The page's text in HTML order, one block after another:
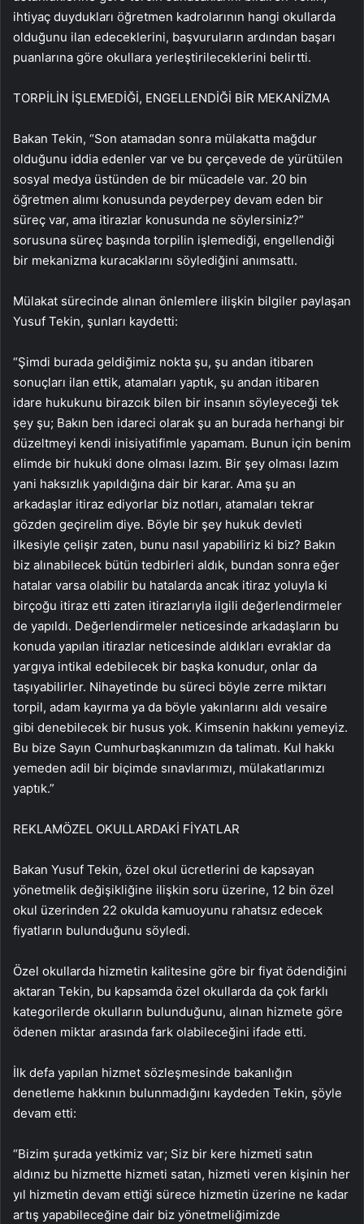
ihtiyaç duydukları öğretmen kadrolarının hangi okullarda
olduğunu ilan edeceklerini, başvuruların ardından başarı
puanlarına göre okullara yerleştirileceklerini belirtti.
TORPİLİN İŞLEMEDİĞİ, ENGELLENDİĞİ BİR MEKANİZMA
Bakan Tekin, “Son atamadan sonra mülakatta mağdur
olduğunu iddia edenler var ve bu çerçevede de yürütülen
sosyal medya üstünden de bir mücadele var. 20 bin
öğretmen alımı konusunda peyderpey devam eden bir
süreç var, ama itirazlar konusunda ne söylersiniz?”
sorusuna süreç başında torpilin işlemediği, engellendiği
bir mekanizma kuracaklarını söylediğini anımsattı.
Mülakat sürecinde alınan önlemlere ilişkin bilgiler paylaşan
Yusuf Tekin, şunları kaydetti:
“Şimdi burada geldiğimiz nokta şu, şu andan itibaren
sonuçları ilan ettik, atamaları yaptık, şu andan itibaren
idare hukukunu birazcık bilen bir insanın söyleyeceği tek
şey şu; Bakın ben idareci olarak şu an burada herhangi bir
düzeltmeyi kendi inisiyatifimle yapamam. Bunun için benim
elimde bir hukuki done olması lazım. Bir şey olması lazım
yani haksızlık yapıldığına dair bir karar. Ama şu an
arkadaşlar itiraz ediyorlar biz notları, atamaları tekrar
gözden geçirelim diye. Böyle bir şey hukuk devleti
ilkesiyle çelişir zaten, bunu nasıl yapabiliriz ki biz? Bakın
biz alınabilecek bütün tedbirleri aldık, bundan sonra eğer
hatalar varsa olabilir bu hatalarda ancak itiraz yoluyla ki
birçoğu itiraz etti zaten itirazlarıyla ilgili değerlendirmeler
de yapıldı. Değerlendirmeler neticesinde arkadaşların bu
konuda yapılan itirazlar neticesinde aldıkları evraklar da
yargıya intikal edebilecek bir başka konudur, onlar da
taşıyabilirler. Nihayetinde bu süreci böyle zerre miktarı
torpil, adam kayırma ya da böyle yakınlarını aldı vesaire
gibi denebilecek bir husus yok. Kimsenin hakkını yemeyiz.
Bu bize Sayın Cumhurbaşkanımızın da talimatı. Kul hakkı
yemeden adil bir biçimde sınavlarımızı, mülakatlarımızı
yaptık.”
REKLAMÖZEL OKULLARDAKİ FİYATLAR
Bakan Yusuf Tekin, özel okul ücretlerini de kapsayan
yönetmelik değişikliğine ilişkin soru üzerine, 12 bin özel
okul üzerinden 22 okulda kamuoyunu rahatsız edecek
fiyatların bulunduğunu söyledi.
Özel okullarda hizmetin kalitesine göre bir fiyat ödendiğini
aktaran Tekin, bu kapsamda özel okullarda da çok farklı
kategorilerde okulların bulunduğunu, alınan hizmete göre
ödenen miktar arasında fark olabileceğini ifade etti.
İlk defa yapılan hizmet sözleşmesinde bakanlığın
denetleme hakkının bulunmadığını kaydeden Tekin, şöyle
devam etti:
“Bizim şurada yetkimiz var; Siz bir kere hizmeti satın
aldınız bu hizmette hizmeti satan, hizmeti veren kişinin her
yıl hizmetin devam ettiği sürece hizmetin üzerine ne kadar
artış yapabileceğine dair biz yönetmeliğimizde